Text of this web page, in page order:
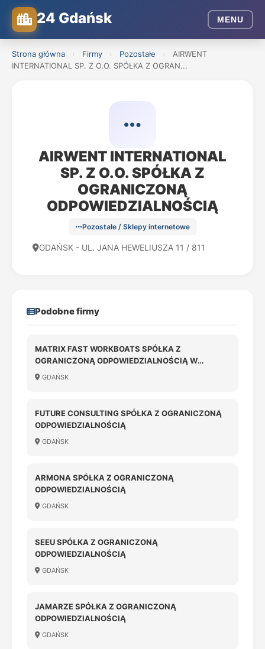
24 Gdańsk MENU
Strona główna › Firmy › Pozostałe ›
AIRWENT
INTERNATIONAL SP. Z O.O. SPÓŁKA Z OGRAN...
AIRWENT INTERNATIONAL
SP. Z O.O. SPÓŁKA Z
OGRANICZONĄ
ODPOWIEDZIALNOŚCIĄ
Pozostałe / Sklepy internetowe
GDAŃSK - UL. JANA HEWELIUSZA 11 / 811
Podobne firmy
MATRIX FAST WORKBOATS SPÓŁKA Z
OGRANICZONĄ ODPOWIEDZIALNOŚCIĄ W
LIKWIDACJI
GDAŃSK
FUTURE CONSULTING SPÓŁKA Z OGRANICZONĄ
ODPOWIEDZIALNOŚCIĄ
GDAŃSK
ARMONA SPÓŁKA Z OGRANICZONĄ
ODPOWIEDZIALNOŚCIĄ
GDAŃSK
SEEU SPÓŁKA Z OGRANICZONĄ
ODPOWIEDZIALNOŚCIĄ
GDAŃSK
JAMARZE SPÓŁKA Z OGRANICZONĄ
ODPOWIEDZIALNOŚCIĄ
GDAŃSK